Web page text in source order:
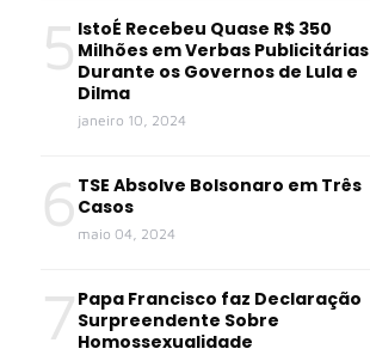
5 IstoÉ Recebeu Quase R$ 350
Milhões em Verbas Publicitárias
Durante os Governos de Lula e
Dilma
janeiro 10, 2024
6 TSE Absolve Bolsonaro em Três
Casos
maio 04, 2024
7 Papa Francisco faz Declaração
Surpreendente Sobre
Homossexualidade